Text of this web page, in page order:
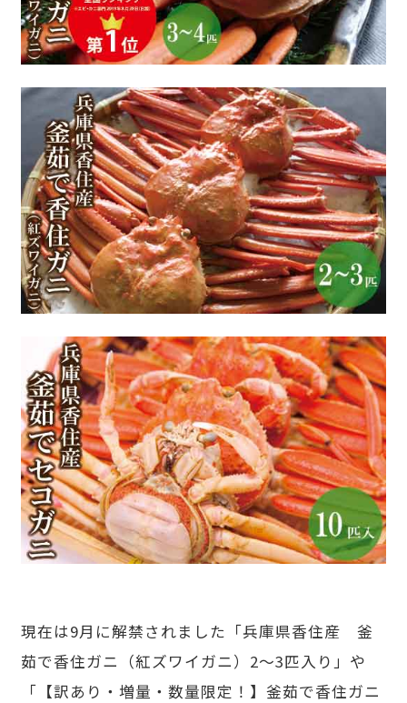
現在は9月に解禁されました「兵庫県香住産 釜
茹で香住ガニ（紅ズワイガニ）2～3匹入り」や
「【訳あり・増量・数量限定！】釜茹で香住ガニ